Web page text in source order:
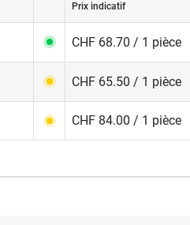
Prix indicatif
CHF 68.70 / 1 pièce
CHF 65.50 / 1 pièce
CHF 84.00 / 1 pièce